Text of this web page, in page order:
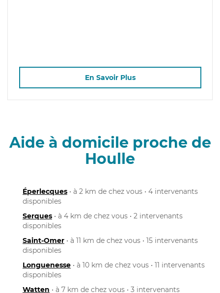
En Savoir Plus
Aide à domicile proche de
Houlle
Éperlecques • à 2 km de chez vous • 4 intervenants
disponibles
Serques • à 4 km de chez vous • 2 intervenants
disponibles
Saint-Omer • à 11 km de chez vous • 15 intervenants
disponibles
Longuenesse • à 10 km de chez vous • 11 intervenants
disponibles
Watten • à 7 km de chez vous • 3 intervenants